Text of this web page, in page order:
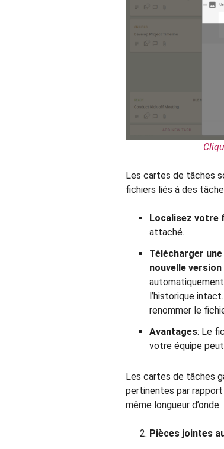
Les cartes de tâches
fichiers liés à des
Localisez votre
attaché.
Télécharger
nouvelle version
l’historique
renommer le
Avantages: Le
votre équipe
Les cartes de tâches
pertinentes par
même longueur d’onde.
Pièces jointes